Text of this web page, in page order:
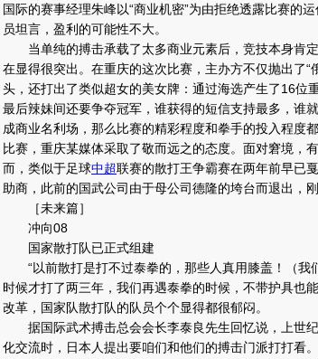
国际的赛事经理朱峰以“商业机密”为由拒绝透露比赛的
员坦言，盈利的可能性不大。
当单纯的搏击承载了太多商业元素后，竞技本身肯
在显得很突出。在重庆的这次比赛，主办方不仅抛出了“
头，还打出了类似超女的美女牌：通过海选产生了16位
最后辣妹间还要争夺冠军，谁获得的短信支持最多，谁
成商业名利场，那么比赛的精彩程度和拳手的投入程度
比赛，重庆某媒体采取了敬而远之的态度。面对窘境，
而，类似于足球中超联赛的散打王争霸赛在两年前早已
助商，此前的国武公司由于母公司德隆的垮台而退出，
［未来篇］
冲向08
国家散打队已正式组建
“以前散打是打不过泰拳的，那些人真用膝盖！（我
时候才打了两三年，我们再遇泰拳的时候，不带护具也
改革，国家队散打队的队员个个显得都很郁闷。
据国际武术搏击总会会长李泰良先生回忆说，上世
化交流时，日本人提出要咱们和他们的搏击门派打打看